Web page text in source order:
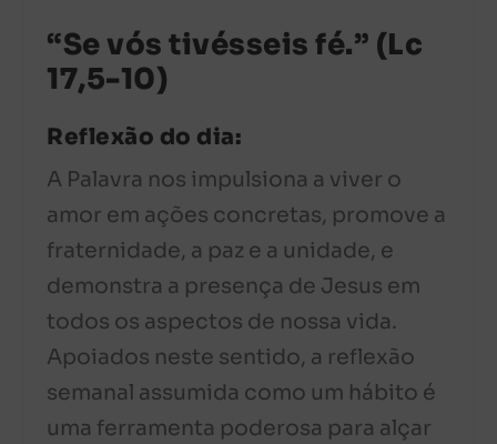
“Se vós tivésseis fé.” (Lc
17,5-10)
Reflexão do dia:
A Palavra nos impulsiona a viver o
amor em ações concretas, promove a
fraternidade, a paz e a unidade, e
demonstra a presença de Jesus em
todos os aspectos de nossa vida.
Apoiados neste sentido, a reflexão
semanal assumida como um hábito é
uma ferramenta poderosa para alçar